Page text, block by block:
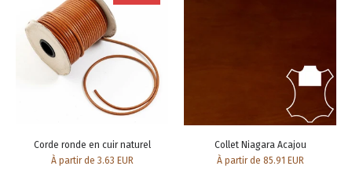
Corde ronde en cuir naturel
À partir de 3.63 EUR
Collet Niagara Acajou
À partir de 85.91 EUR